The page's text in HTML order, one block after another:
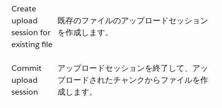
Create
upload
session for
existing file
既存のファイルのアップロードセッション
を作成します。
Commit
upload
session
アップロードセッションを終了して、アッ
プロードされたチャンクからファイルを作
成します。